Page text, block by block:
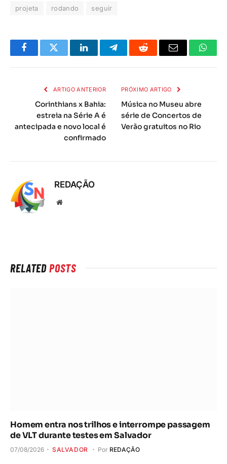
projeta rodando seguir
FacebookTwitter LinkedInTelegramaReddit
E-
ARTIGO ANTERIOR
Corinthians x Bahia:
estreia na Série A é
antecipada e novo local é
confirmado
PRÓXIMO ARTIGO
Música no Museu abre
série de Concertos de
Verão gratuitos no Rio
REDAÇÃO
Local
RELATEDPOSTS
Homem entra nos trilhos e interrompe passagem
de VLT durante testes em Salvador
07/08/2026 SALVADOR Por REDAÇÃO